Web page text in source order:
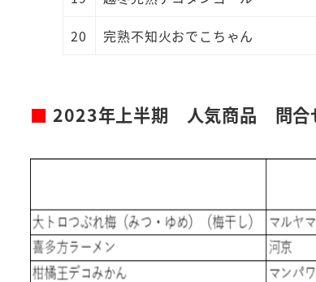
20
完熟不知火おでこちゃん
■ 2023年上半期 人気商品 問合